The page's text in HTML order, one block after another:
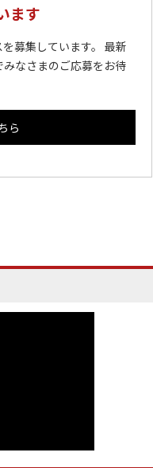
ます
募集しています。 最新
なさまのご応募をお待
ら